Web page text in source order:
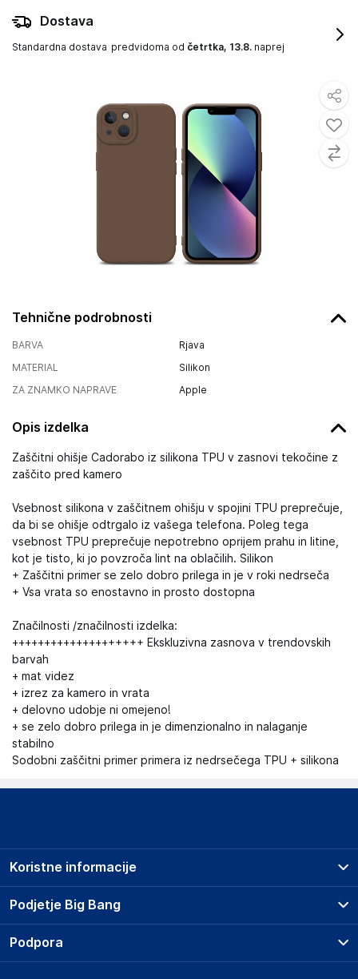
Tehnične podrobnosti
BARVA
Rjava
MATERIAL
Silikon
ZA ZNAMKO NAPRAVE
Apple
Opis izdelka
Zaščitni ohišje Cadorabo iz silikona TPU v zasnovi tekočine z
zaščito pred kamero
Vsebnost silikona v zaščitnem ohišju v spojini TPU preprečuje,
da bi se ohišje odtrgalo iz vašega telefona. Poleg tega
vsebnost TPU preprečuje nepotrebno oprijem prahu in litine,
kot je tisto, ki jo povzroča lint na oblačilih. Silikon
+ Zaščitni primer se zelo dobro prilega in je v roki nedrseča
+ Vsa vrata so enostavno in prosto dostopna
Značilnosti /značilnosti izdelka:
++++++++++++++++++++ Ekskluzivna zasnova v trendovskih
barvah
+ mat videz
+ izrez za kamero in vrata
+ delovno udobje ni omejeno!
+ se zelo dobro prilega in je dimenzionalno in nalaganje
stabilno
Sodobni zaščitni primer primera iz nedrsečega TPU + silikona
Dostava
Standardna dostava predvidoma od četrtka, 13.8. naprej
Podjetje Big Bang
O podjetju
Koristne informacije
Prodajna mesta
Storitve
Dostava, vnos in odvoz
Podpora